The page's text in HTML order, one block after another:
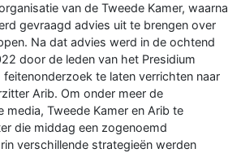
van de Tweede Kamer, waarna
gevraagd advies uit te brengen over
Na dat advies werd in de ochtend
door de leden van het Presidium
te laten verrichten naar
Arib. Om onder meer de
media, Tweede Kamer en Arib te
die middag een zogenoemd
verschillende strategieën werden